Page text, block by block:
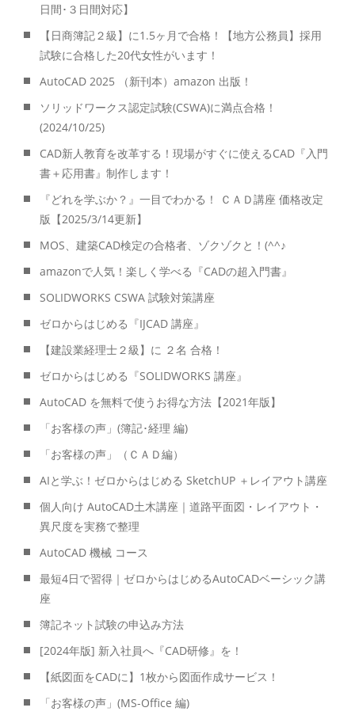
日間･３日間対応】
【日商簿記２級】に1.5ヶ月で合格！【地方公務員】採用
試験に合格した20代女性がいます！
AutoCAD 2025 （新刊本）amazon 出版！
ソリッドワークス認定試験(CSWA)に満点合格！
(2024/10/25)
CAD新人教育を改革する！現場がすぐに使えるCAD『入門
書＋応用書』制作します！
『どれを学ぶか？』一目でわかる！ ＣＡＤ講座 価格改定
版【2025/3/14更新】
MOS、建築CAD検定の合格者、ゾクゾクと！(^^♪
amazonで人気！楽しく学べる『CADの超入門書』
SOLIDWORKS CSWA 試験対策講座
ゼロからはじめる『IJCAD 講座』
【建設業経理士２級】に ２名 合格！
ゼロからはじめる『SOLIDWORKS 講座』
AutoCAD を無料で使うお得な方法【2021年版】
「お客様の声」(簿記･経理 編)
「お客様の声」（ＣＡＤ編）
AIと学ぶ！ゼロからはじめる SketchUP ＋レイアウト講座
個人向け AutoCAD土木講座｜道路平面図・レイアウト・
異尺度を実務で整理
AutoCAD 機械 コース
最短4日で習得｜ゼロからはじめるAutoCADベーシック講
座
簿記ネット試験の申込み方法
[2024年版] 新入社員へ『CAD研修』を！
【紙図面をCADに】1枚から図面作成サービス！
「お客様の声」(MS-Office 編)